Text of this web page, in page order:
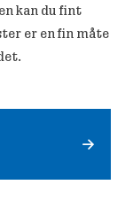
kan du fint
er en fin måte